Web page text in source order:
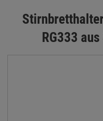
RG333